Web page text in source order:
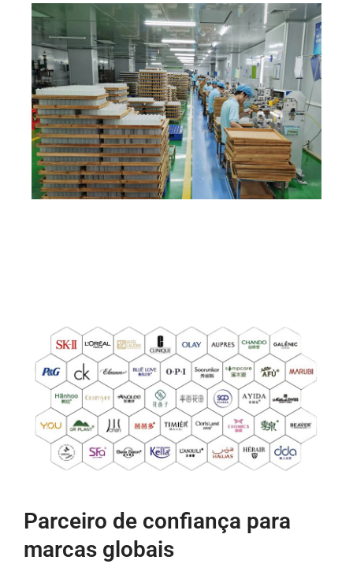
Parceiro de confiança para
marcas globais